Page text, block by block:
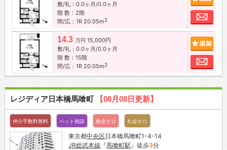
敷/礼：0.0ヶ月/0.0ヶ月
階 数：2階
間/広：1R 20.05m2
お
14.3 万円 15,000円
敷/礼：0.0ヶ月/0.0ヶ月
階 数：15階
間/広：1R 20.05m2
お
レジディア日本橋馬喰町 【08月08日更新】
仲介手数料無料 ペット相談 敷金ゼロ 礼金ゼロ
東京都中央区日本橋馬喰町1-4-14
JR総武本線 『馬喰町駅』徒歩3分